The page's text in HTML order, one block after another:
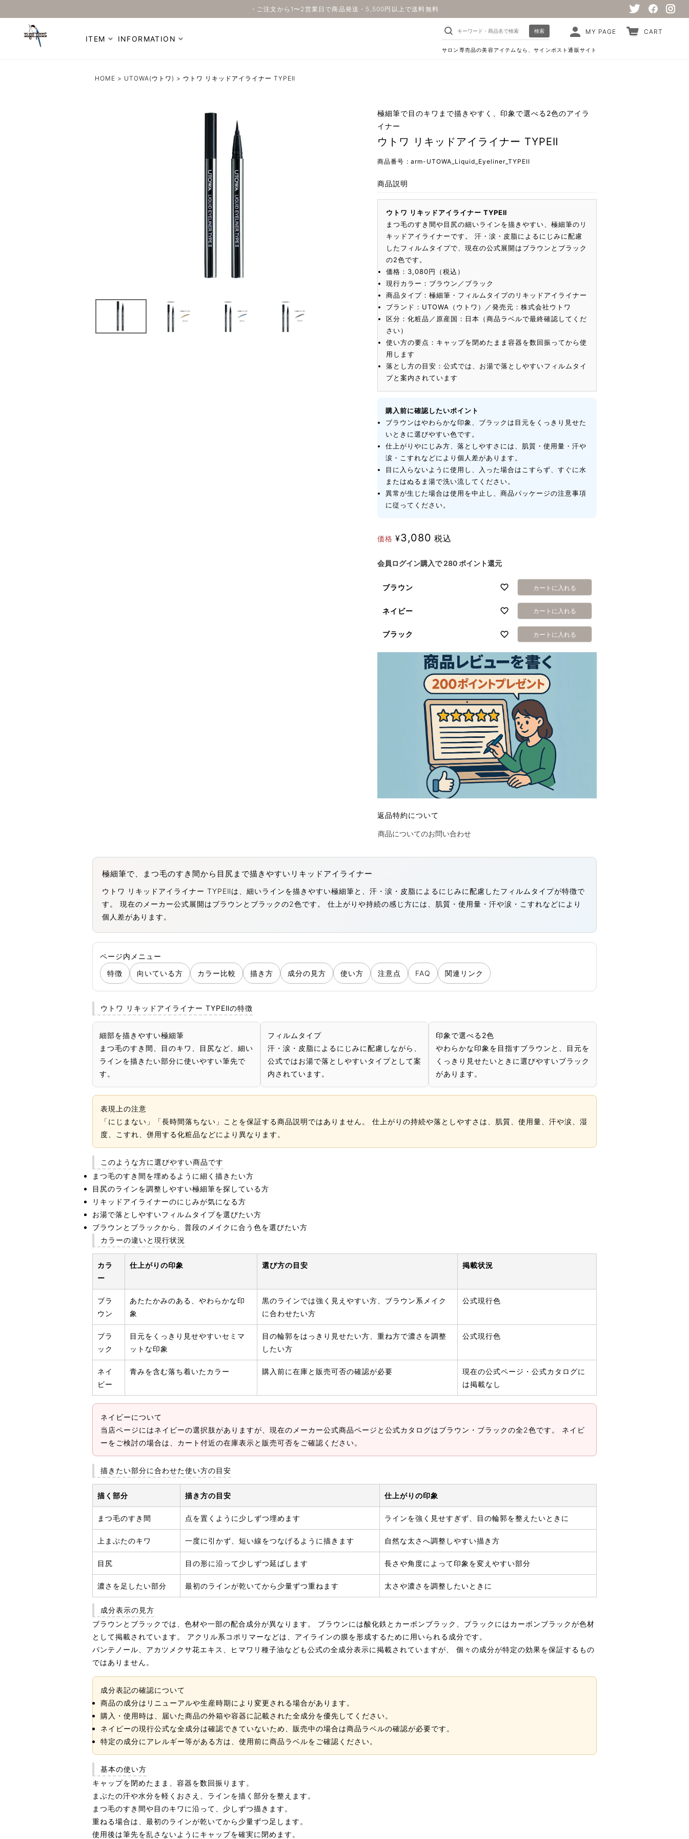
・ご注文から1〜2営業日で商品発送・5,500円以上で送料無料
ITEM INFORMATION
検索 MY PAGE CART
サロン専売品の美容アイテムなら、サインポスト通販サイト
HOME UTOWA(ウトワ) ウトワ リキッドアイライナー TYPEⅡ
極細筆で目のキワまで描きやすく、印象で選べる2色のアイラ
イナー
ウトワ リキッドアイライナー TYPEⅡ
商品番号 arm-UTOWA_Liquid_Eyeliner_TYPEII
商品説明
ウトワ リキッドアイライナー TYPEⅡ
まつ毛のすき間や目尻の細いラインを描きやすい、極細筆のリ
キッドアイライナーです。 汗・涙・皮脂によるにじみに配慮
したフィルムタイプで、現在の公式展開はブラウンとブラック
の2色です。
価格：3,080円（税込）
現行カラー：ブラウン／ブラック
商品タイプ：極細筆・フィルムタイプのリキッドアイライナー
ブランド：UTOWA（ウトワ）／発売元：株式会社ウトワ
区分：化粧品／原産国：日本（商品ラベルで最終確認してくだ
さい）
使い方の要点：キャップを閉めたまま容器を数回振ってから使
用します
落とし方の目安：公式では、お湯で落としやすいフィルムタイ
プと案内されています
購入前に確認したいポイント
ブラウンはやわらかな印象、ブラックは目元をくっきり見せた
いときに選びやすい色です。
仕上がりやにじみ方、落としやすさには、肌質・使用量・汗や
涙・こすれなどにより個人差があります。
目に入らないように使用し、入った場合はこすらず、すぐに水
またはぬるま湯で洗い流してください。
異常が生じた場合は使用を中止し、商品パッケージの注意事項
に従ってください。
価格 ¥3,080 税込
会員ログイン購入で 280 ポイント還元
ブラウン カートに入れる
ネイビー カートに入れる
ブラック カートに入れる
返品特約について
商品についてのお問い合わせ
極細筆で、まつ毛のすき間から目尻まで描きやすいリキッドアイライナー
ウトワ リキッドアイライナー TYPEⅡは、細いラインを描きやすい極細筆と、汗・涙・皮脂によるにじみに配慮したフィルムタイプが特徴で
す。 現在のメーカー公式展開はブラウンとブラックの2色です。 仕上がりや持続の感じ方には、肌質・使用量・汗や涙・こすれなどにより
個人差があります。
ページ内メニュー
特徴
向いている方 カラー比較 描き方 成分の見方 使い方 注意点 FAQ 関連リンク
ウトワ リキッドアイライナー TYPEⅡの特徴
細部を描きやすい極細筆
まつ毛のすき間、目のキワ、目尻など、細い
ラインを描きたい部分に使いやすい筆先で
す。
フィルムタイプ
汗・涙・皮脂によるにじみに配慮しながら、
公式ではお湯で落としやすいタイプとして案
内されています。
印象で選べる2色
やわらかな印象を目指すブラウンと、目元を
くっきり見せたいときに選びやすいブラック
があります。
表現上の注意
「にじまない」「長時間落ちない」ことを保証する商品説明ではありません。 仕上がりの持続や落としやすさは、肌質、使用量、汗や涙、湿
度、こすれ、併用する化粧品などにより異なります。
このような方に選びやすい商品です
まつ毛のすき間を埋めるように細く描きたい方
目尻のラインを調整しやすい極細筆を探している方
リキッドアイライナーのにじみが気になる方
お湯で落としやすいフィルムタイプを選びたい方
ブラウンとブラックから、普段のメイクに合う色を選びたい方
カラーの違いと現行状況
カラ
ー
仕上がりの印象 選び方の目安 掲載状況
ブラ
ウン
あたたかみのある、やわらかな印
象
黒のラインでは強く見えやすい方、ブラウン系メイク
に合わせたい方
公式現行色
ブラ
ック
目元をくっきり見せやすいセミマ
ットな印象
目の輪郭をはっきり見せたい方、重ね方で濃さを調整
したい方
公式現行色
ネイ
ビー
青みを含む落ち着いたカラー 購入前に在庫と販売可否の確認が必要
現在の公式ページ・公式カタログに
は掲載なし
ネイビーについて
当店ページにはネイビーの選択肢がありますが、現在のメーカー公式商品ページと公式カタログはブラウン・ブラックの全2色です。 ネイビ
ーをご検討の場合は、カート付近の在庫表示と販売可否をご確認ください。
描きたい部分に合わせた使い方の目安
描く部分 描き方の目安 仕上がりの印象
まつ毛のすき間 点を置くように少しずつ埋めます ラインを強く見せすぎず、目の輪郭を整えたいときに
上まぶたのキワ 一度に引かず、短い線をつなげるように描きます 自然な太さへ調整しやすい描き方
目尻 目の形に沿って少しずつ延ばします 長さや角度によって印象を変えやすい部分
濃さを足したい部分 最初のラインが乾いてから少量ずつ重ねます 太さや濃さを調整したいときに
成分表示の見方
ブラウンとブラックでは、色材や一部の配合成分が異なります。 ブラウンには酸化鉄とカーボンブラック、ブラックにはカーボンブラックが色材
として掲載されています。 アクリル系コポリマーなどは、アイラインの膜を形成するために用いられる成分です。
パンテノール、アカツメクサ花エキス、ヒマワリ種子油なども公式の全成分表示に掲載されていますが、 個々の成分が特定の効果を保証するもの
ではありません。
成分表記の確認について
商品の成分はリニューアルや生産時期により変更される場合があります。
購入・使用時は、届いた商品の外箱や容器に記載された全成分を優先してください。
ネイビーの現行公式な全成分は確認できていないため、販売中の場合は商品ラベルの確認が必要です。
特定の成分にアレルギー等がある方は、使用前に商品ラベルをご確認ください。
基本の使い方
キャップを閉めたまま、容器を数回振ります。
まぶたの汗や水分を軽くおさえ、ラインを描く部分を整えます。
まつ毛のすき間や目のキワに沿って、少しずつ描きます。
重ねる場合は、最初のラインが乾いてから少量ずつ足します。
使用後は筆先を乱さないようにキャップを確実に閉めます。